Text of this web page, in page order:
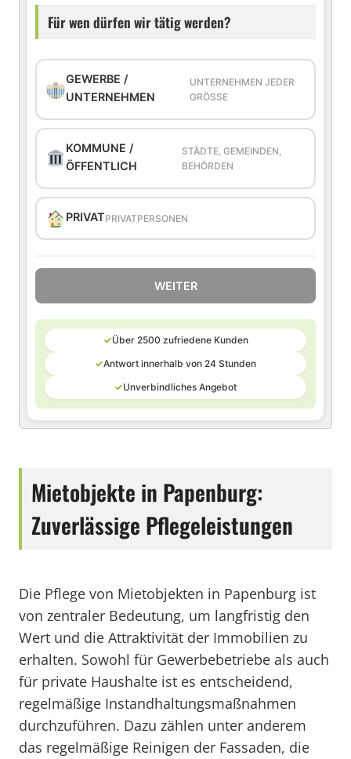
Für wen dürfen wir tätig werden?
GEWERBE /
UNTERNEHMEN
UNTERNEHMEN JEDER
GRÖSSE
KOMMUNE /
ÖFFENTLICH
STÄDTE, GEMEINDEN,
BEHÖRDEN
PRIVATPRIVATPERSONEN
WEITER
✓Über 2500 zufriedene Kunden
✓Antwort innerhalb von 24 Stunden
✓Unverbindliches Angebot
Mietobjekte in Papenburg:
Zuverlässige Pflegeleistungen
Die Pflege von Mietobjekten in Papenburg ist
von zentraler Bedeutung, um langfristig den
Wert und die Attraktivität der Immobilien zu
erhalten. Sowohl für Gewerbebetriebe als auch
für private Haushalte ist es entscheidend,
regelmäßige Instandhaltungsmaßnahmen
durchzuführen. Dazu zählen unter anderem
das regelmäßige Reinigen der Fassaden, die